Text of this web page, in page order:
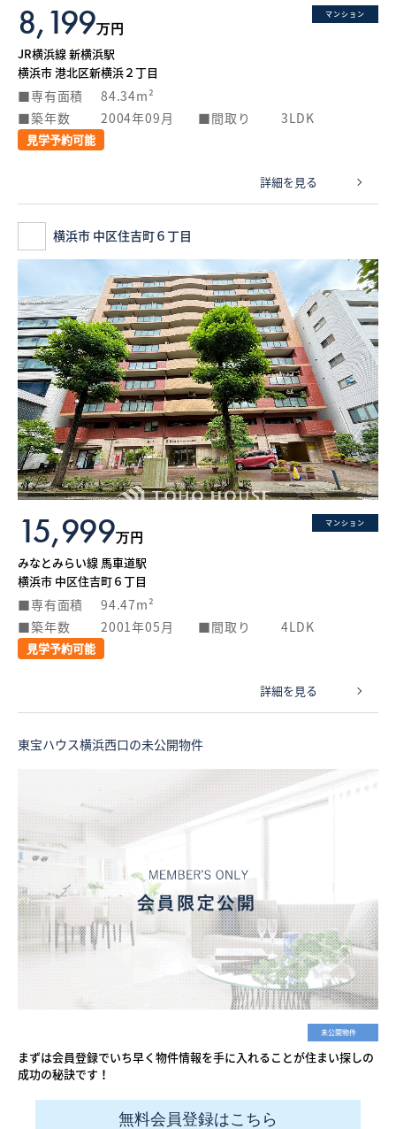
マンション
8,199万円
JR横浜線 新横浜駅
横浜市 港北区新横浜２丁目
専有面積
84.34m²
築年数
2004年09月 間取り 3LDK
見学予約可能
詳細を見る
横浜市 中区住吉町６丁目
マンション
15,999万円
みなとみらい線 馬車道駅
横浜市 中区住吉町６丁目
専有面積
94.47m²
築年数
2001年05月 間取り 4LDK
見学予約可能
詳細を見る
東宝ハウス横浜西口の未公開物件
未公開物件
まずは会員登録でいち早く物件情報を手に入れることが住まい探しの
成功の秘訣です！
無料会員登録はこちら